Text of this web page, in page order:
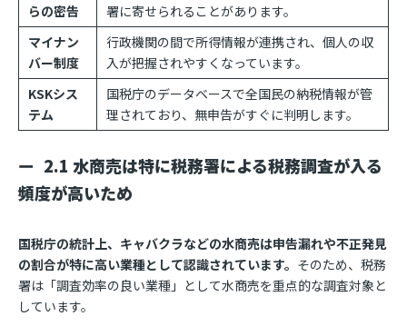
らの密告
署に寄せられることがあります。
マイナン
バー制度
行政機関の間で所得情報が連携され、個人の収
入が把握されやすくなっています。
KSKシス
テム
国税庁のデータベースで全国民の納税情報が管
理されており、無申告がすぐに判明します。
2.1 水商売は特に税務署による税務調査が入る
頻度が高いため
国税庁の統計上、キャバクラなどの水商売は申告漏れや不正発見
の割合が特に高い業種として認識されています。 そのため、税務
署は「調査効率の良い業種」として水商売を重点的な調査対象と
しています。